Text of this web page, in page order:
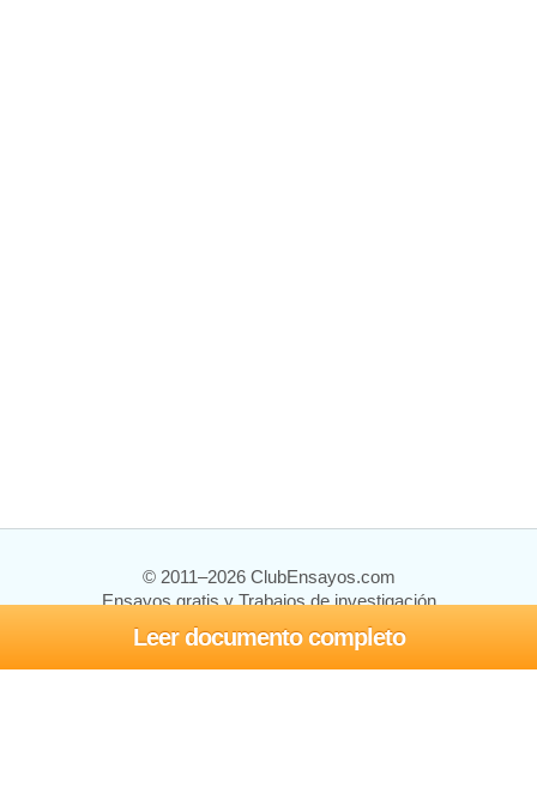
Leer documento completo
© 2011–2026 ClubEnsayos.com
Ensayos gratis y Trabajos de investigación